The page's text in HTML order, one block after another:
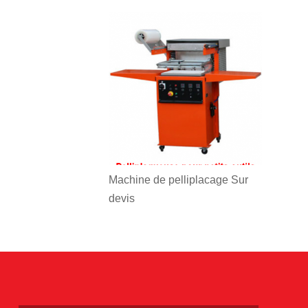
Machine de pelliplacage Sur
devis